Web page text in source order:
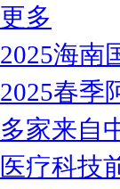
更多
2025海南
2025春季
多家来自
医疗科技